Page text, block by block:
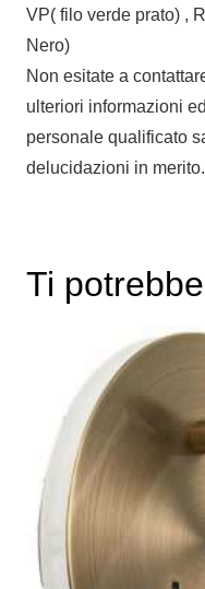
VP( filo verde prato) ,
Nero)
Non esitate a
ulteriori informazioni
personale qualificato
delucidazioni in merito.
Ti